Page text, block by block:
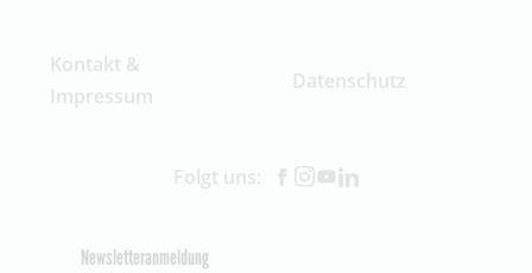
Kontakt &
Impressum
Datenschutz
Folgt uns:
Newsletteranmeldung